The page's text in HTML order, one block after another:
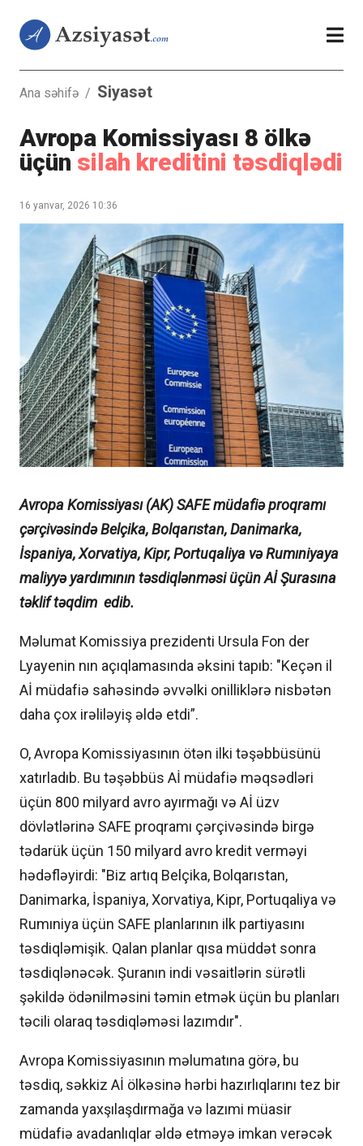
Ana səhifə / Siyasət
Avropa Komissiyası 8 ölkə
üçün silah kreditini təsdiqlədi
16 yanvar, 2026 10:36
Avropa Komissiyası (AK) SAFE müdafiə proqramı
çərçivəsində Belçika, Bolqarıstan, Danimarka,
İspaniya, Xorvatiya, Kipr, Portuqaliya və Rumıniyaya
maliyyə yardımının təsdiqlənməsi üçün Aİ Şurasına
təklif təqdim edib.
Məlumat Komissiya prezidenti Ursula Fon der
Lyayenin nın açıqlamasında əksini tapıb: "Keçən il
Aİ müdafiə sahəsində əvvəlki onilliklərə nisbətən
daha çox irəliləyiş əldə etdi”.
O, Avropa Komissiyasının ötən ilki təşəbbüsünü
xatırladıb. Bu təşəbbüs Aİ müdafiə məqsədləri
üçün 800 milyard avro ayırmağı və Aİ üzv
dövlətlərinə SAFE proqramı çərçivəsində birgə
tədarük üçün 150 milyard avro kredit verməyi
hədəfləyirdi: "Biz artıq Belçika, Bolqarıstan,
Danimarka, İspaniya, Xorvatiya, Kipr, Portuqaliya və
Rumıniya üçün SAFE planlarının ilk partiyasını
təsdiqləmişik. Qalan planlar qısa müddət sonra
təsdiqlənəcək. Şuranın indi vəsaitlərin sürətli
şəkildə ödənilməsini təmin etmək üçün bu planları
təcili olaraq təsdiqləməsi lazımdır".
Avropa Komissiyasının məlumatına görə, bu
təsdiq, səkkiz Aİ ölkəsinə hərbi hazırlıqlarını tez bir
zamanda yaxşılaşdırmağa və lazımi müasir
müdafiə avadanlıqlar əldə etməyə imkan verəcək